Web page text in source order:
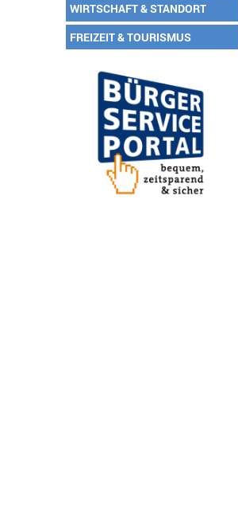
WIRTSCHAFT & STANDORT
FREIZEIT & TOURISMUS